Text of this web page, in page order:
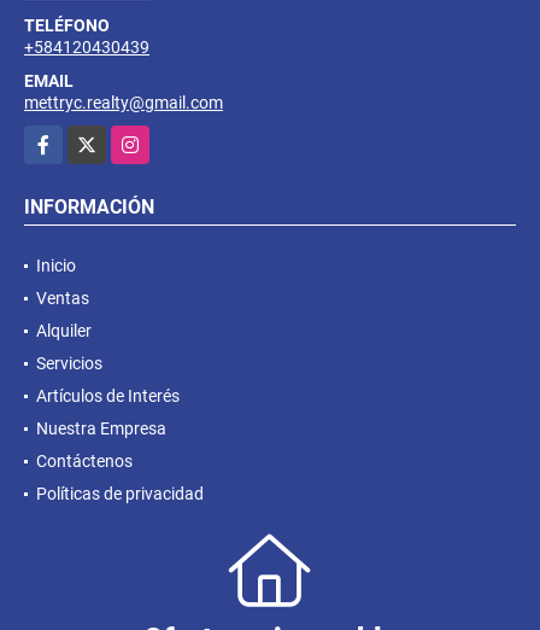
TELÉFONO
+584120430439
EMAIL
mettryc.realty@gmail.com
Facebook
Instagram
INFORMACIÓN
Inicio
Ventas
Alquiler
Servicios
Artículos de Interés
Nuestra Empresa
Contáctenos
Políticas de privacidad